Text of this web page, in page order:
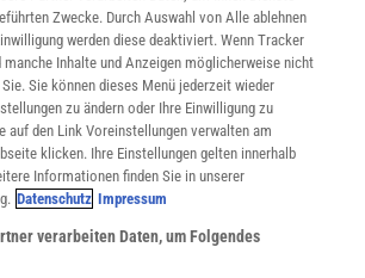
Zwecke. Durch Auswahl von Alle ablehnen
werden diese deaktiviert. Wenn Tracker
Inhalte und Anzeigen möglicherweise nicht
Sie können dieses Menü jederzeit wieder
zu ändern oder Ihre Einwilligung zu
auf den Link Voreinstellungen verwalten am
klicken. Ihre Einstellungen gelten innerhalb
Informationen finden Sie in unserer
Datenschutz Impressum
verarbeiten Daten, um Folgendes